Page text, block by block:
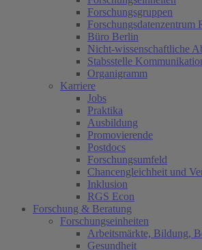
Forschungsgruppen
Forschungsdatenzentrum
Büro Berlin
Nicht-wissenschaftliche
Stabsstelle
Organigramm
Karriere
Jobs
Praktika
Ausbildung
Promovierende
Postdocs
Forschungsumfeld
Chancengleichheit und
Inklusion
RGS Econ
Forschung & Beratung
Forschungseinheiten
Arbeitsmärkte, Bildung,
Gesundheit